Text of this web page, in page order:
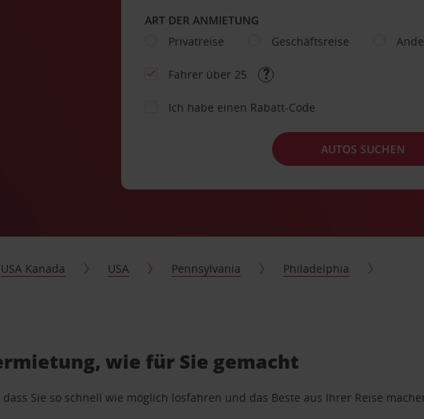
ART DER ANMIETUNG
Privatreise
Geschäftsreise
Fahrer über 25
Ich habe einen Rabatt-Code
AUTOS SUCHEN
USA Kanada USA Pennsylvania
Philadelphia
wie für Sie gemacht
Sie so schnell wie möglich losfahren und das Beste aus Ihrer Reise